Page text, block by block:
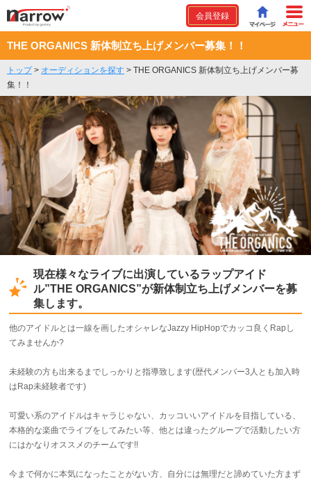
会員登録
THE ORGANICS 新体制立ち上げメンバー募集！！
トップ> オーディションを探す > THE ORGANICS 新体制立ち上げメンバー募
集！！
現在様々なライブに出演しているラップアイド
ル”THE ORGANICS”が新体制立ち上げメンバーを募
集します。
他のアイドルとは一線を画したオシャレなJazzy HipHopでカッコ良くRapし
てみませんか?
未経験の方も出来るまでしっかりと指導致します(歴代メンバー3人とも加入時
はRap未経験者です)
可愛い系のアイドルはキャラじゃない、カッコいいアイドルを目指している、
本格的な楽曲でライブをしてみたい等、他とは違ったグループで活動したい方
にはかなりオススメのチームです!!
今まで何かに本気になったことがない方、自分には無理だと諦めていた方まず